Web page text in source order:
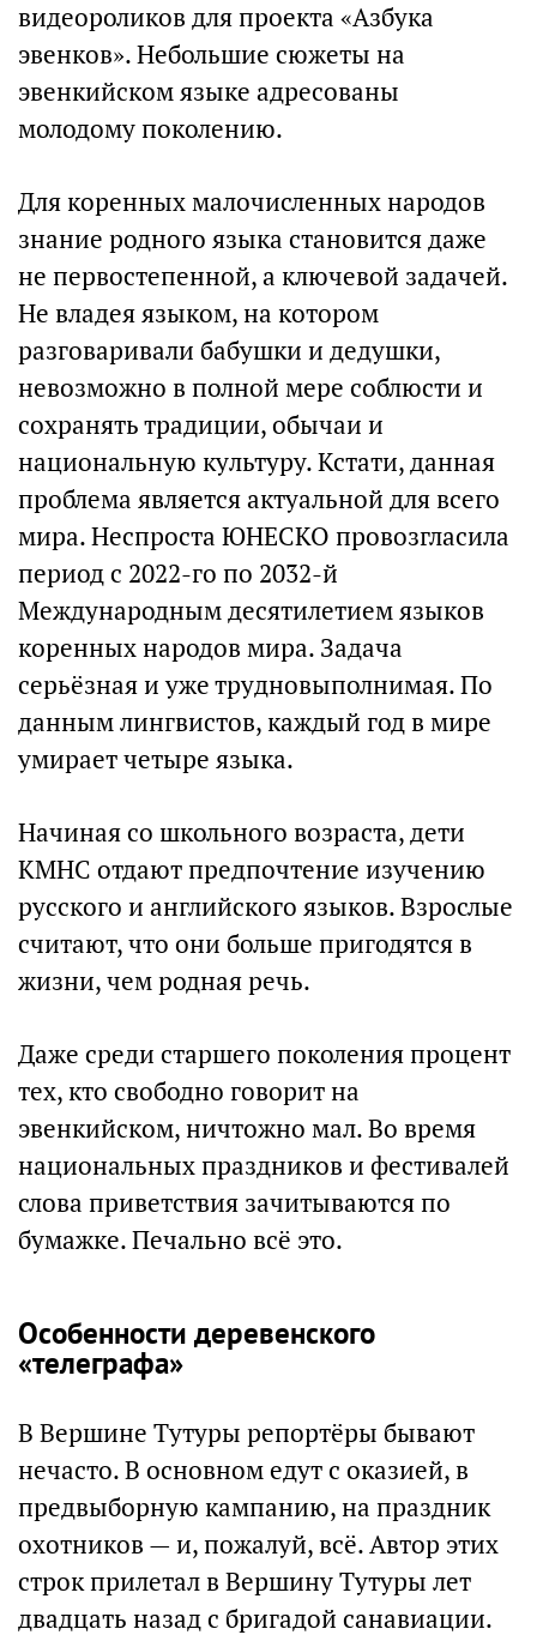
видеороликов для проекта «Азбука
эвенков». Небольшие сюжеты на
эвенкийском языке адресованы
молодому поколению.
Для коренных малочисленных народов
знание родного языка становится даже
не первостепенной, а ключевой задачей.
Не владея языком, на котором
разговаривали бабушки и дедушки,
невозможно в полной мере соблюсти и
сохранять традиции, обычаи и
национальную культуру. Кстати, данная
проблема является актуальной для всего
мира. Неспроста ЮНЕСКО провозгласила
период с 2022-го по 2032-й
Международным десятилетием языков
коренных народов мира. Задача
серьёзная и уже трудновыполнимая. По
данным лингвистов, каждый год в мире
умирает четыре языка.
Начиная со школьного возраста, дети
КМНС отдают предпочтение изучению
русского и английского языков. Взрослые
считают, что они больше пригодятся в
жизни, чем родная речь.
Даже среди старшего поколения процент
тех, кто свободно говорит на
эвенкийском, ничтожно мал. Во время
национальных праздников и фестивалей
слова приветствия зачитываются по
бумажке. Печально всё это.
Особенности деревенского
«телеграфа»
В Вершине Тутуры репортёры бывают
нечасто. В основном едут с оказией, в
предвыборную кампанию, на праздник
охотников — и, пожалуй, всё. Автор этих
строк прилетал в Вершину Тутуры лет
двадцать назад с бригадой санавиации.